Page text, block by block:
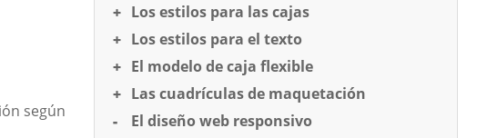
según
Los estilos para las cajas
Los estilos para el texto
El modelo de caja flexible
Las cuadrículas de maquetación
El diseño web responsivo